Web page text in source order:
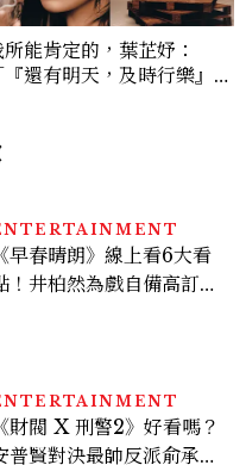
能肯定的，葉芷妤：
『還有明天，及時行樂』，
《早春晴朗》線上看6大看
！井柏然為戲自備高訂，
《財閥 X 刑警2》好看嗎？
普賢對決最帥反派俞承